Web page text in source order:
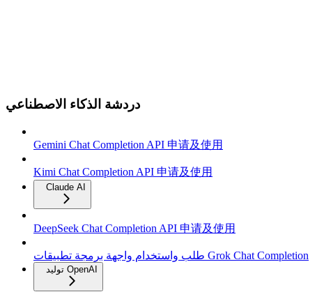
دردشة الذكاء الاصطناعي
Gemini Chat Completion API 申请及使用
Kimi Chat Completion API 申请及使用
Claude AI
DeepSeek Chat Completion API 申请及使用
طلب واستخدام واجهة برمجة تطبيقات Grok Chat Completion
توليد OpenAI